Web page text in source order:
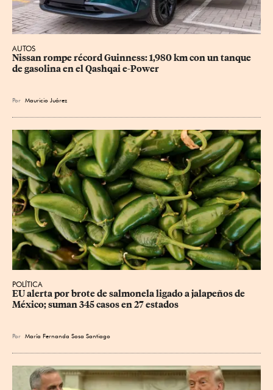
AUTOS
Nissan rompe récord Guinness: 1,980 km con un tanque
de gasolina en el Qashqai e-Power
Por Mauricio Juárez
POLÍTICA
EU alerta por brote de salmonela ligado a jalapeños de
México; suman 345 casos en 27 estados
Por María Fernanda Sosa Santiago